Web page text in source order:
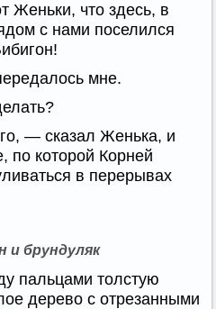
Женьки, что здесь, в
с нами поселился
мне.
— сказал Женька, и
по которой Корней
в перерывах
и брундуляк
пальцами толстую
дерево с отрезанными